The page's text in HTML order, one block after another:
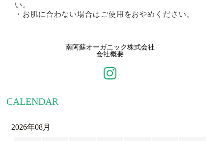
い。
・お肌に合わない場合はご使用をおやめください。
南阿蘇オーガニック株式会社
会社概要
CALENDAR
2026年08月